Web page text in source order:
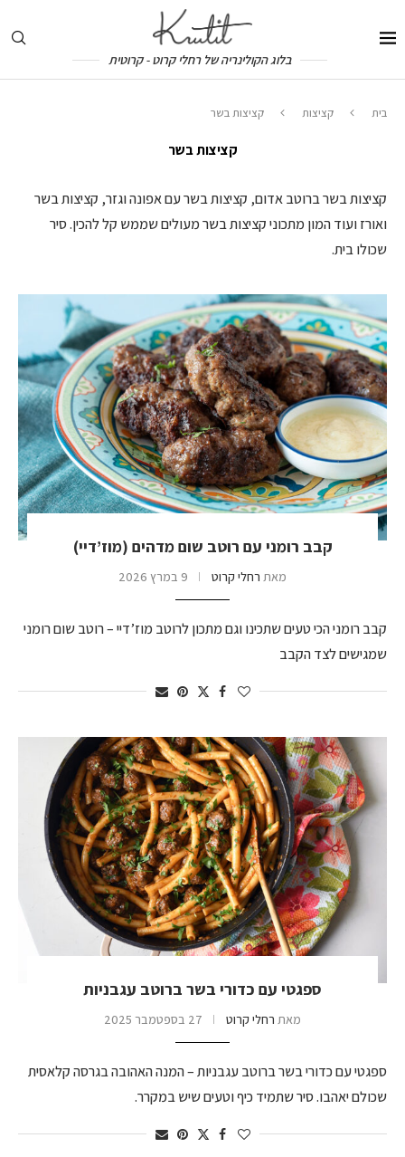
בלוג הקולינריה של רחלי קרוט - קרוטית
בית קציצות קציצות בשר
קציצות בשר
קציצות בשר ברוטב אדום, קציצות בשר עם אפונה וגזר, קציצות בשר
ואורז ועוד המון מתכוני קציצות בשר מעולים שממש קל להכין. סיר
שכולו בית.
קבב רומני עם רוטב שום מדהים (מוז’דיי)
מאת רחלי קרוט 9 במרץ 2026
קבב רומני הכי טעים שתכינו וגם מתכון לרוטב מוז’דיי – רוטב שום רומני
שמגישים לצד הקבב
ספגטי עם כדורי בשר ברוטב עגבניות
מאת רחלי קרוט 27 בספטמבר 2025
ספגטי עם כדורי בשר ברוטב עגבניות – המנה האהובה בגרסה קלאסית
שכולם יאהבו. סיר שתמיד כיף וטעים שיש במקרר.